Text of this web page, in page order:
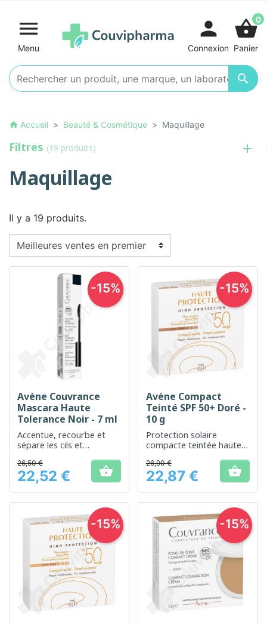

Menu

person
Connexion
shopping_basket0
Panier
home Accueil Beauté & Cosmétique Maquillage
Filtres (19 produits)
Maquillage
Il y a 19 produits.
Avène Couvrance
Mascara Haute
Tolerance Noir - 7 ml
Accentue, recourbe et
sépare les cils et
couleur
Prix
26,50 €
22,52 € 
-15%
Avène Compact
Teinté SPF 50+ Doré -
10 g
Protection solaire
compacte teintée haute
peau protégée et unifiée
Prix
26,90 €
22,87 € 
-15%
-15% -15%